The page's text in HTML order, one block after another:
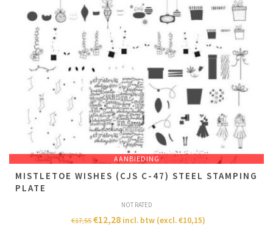
AANBIEDING
MISTLETOE WISHES (CJS C-47) STEEL STAMPING
PLATE
NOT RATED
€17,55 €12,28 incl. btw (excl.€10,15)